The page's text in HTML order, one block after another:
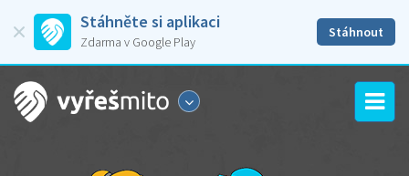
Stáhněte si aplikaci
Zdarma v Google Play
Stáhnout